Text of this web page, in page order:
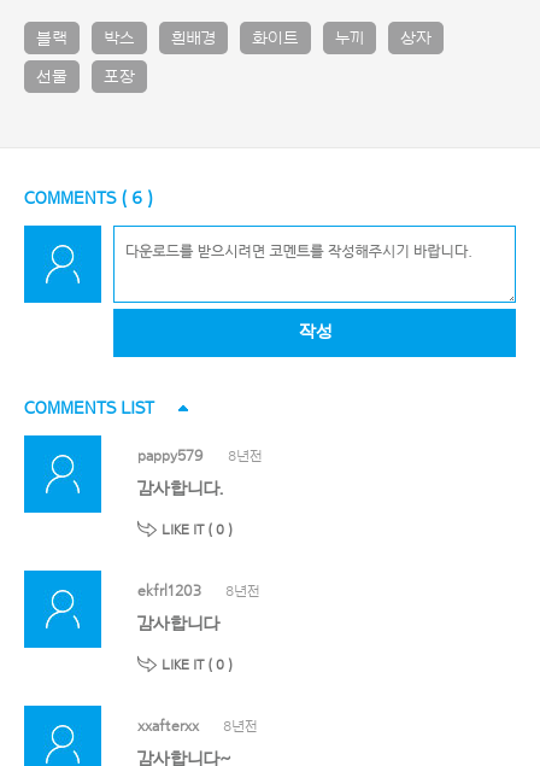
블랙 박스 흰배경 화이트 누끼 상자
선물 포장
COMMENTS ( 6 )
작성
COMMENTS LIST
pappy579 8년전
감사합니다.
LIKE IT ( 0 )
ekfrl1203 8년전
감사합니다
LIKE IT ( 0 )
xxafterxx 8년전
감사합니다~